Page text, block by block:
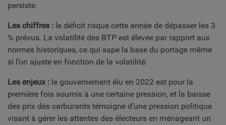
persiste.
Les chiffres : le déficit risque cette année de dépasser les 3
% prévus. La volatilité des BTP est élevée par rapport aux
normes historiques, ce qui sape la base du portage même
si l’on ajuste en fonction de la volatilité.
Les enjeux : le gouvernement élu en 2022 est pour la
première fois soumis à une certaine pression, et la baisse
des prix des carburants témoigne d’une pression politique
visant à gérer les attentes des électeurs en ménageant un